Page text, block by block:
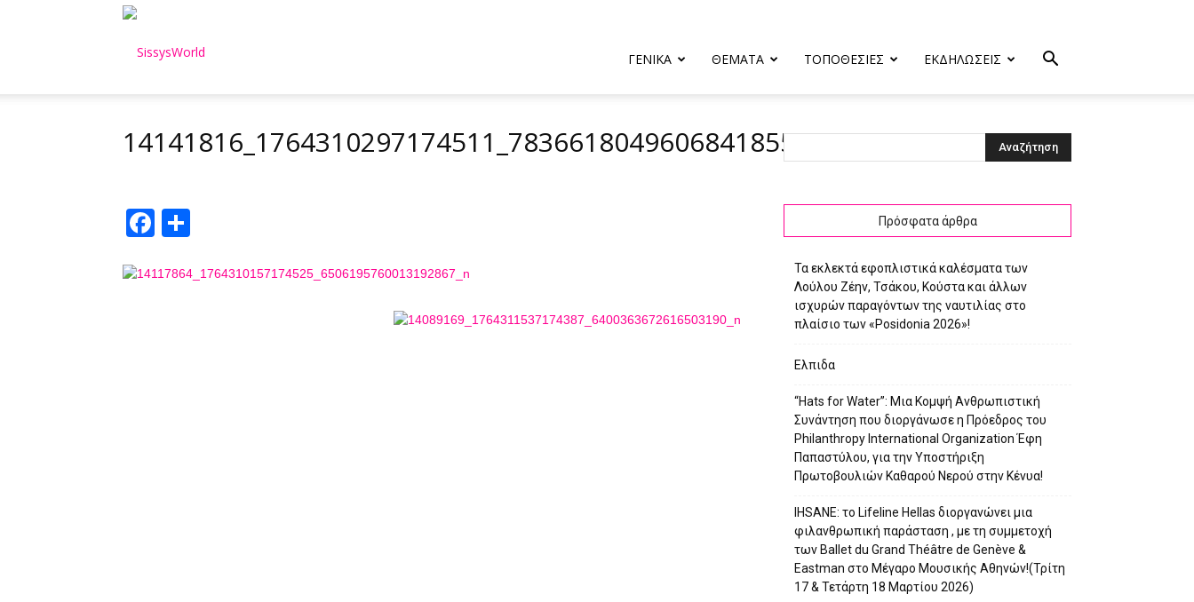
ΓΕΝΙΚΑ ΘΕΜΑΤΑ ΤΟΠΟΘΕΣΙΕΣ ΕΚΔΗΛΩΣΕΙΣ
14141816_1764310297174511_7836618049606841855_N
Facebook Πρόσφατα άρθρα
Τα εκλεκτά εφοπλιστικά καλέσματα των
Λούλου Ζέην, Τσάκου, Κούστα και άλλων
ισχυρών παραγόντων της ναυτιλίας στο
πλαίσιο των «Posidonia 2026»!
Ελπιδα
“Hats for Water”: Μια Κομψή Ανθρωπιστική
Συνάντηση που διοργάνωσε η Πρόεδρος του
Philanthropy International Organization Έφη
Παπαστύλου, για την Υποστήριξη
Πρωτοβουλιών Καθαρού Νερού στην Κένυα!
IHSANE: το Lifeline Hellas διοργανώνει μια
φιλανθρωπική παράσταση , με τη συμμετοχή
των Ballet du Grand Théâtre de Genève &
Eastman στο Μέγαρο Μουσικής Αθηνών!(Τρίτη
17 & Τετάρτη 18 Μαρτίου 2026)